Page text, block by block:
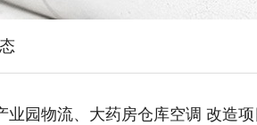
业园物流、大药房仓库空调 改造